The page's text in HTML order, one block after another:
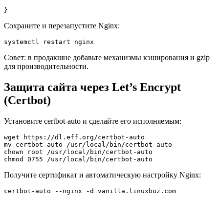
}
Сохраните и перезапустите Nginx:
systemctl restart nginx
Совет: в продакшне добавьте механизмы кэширования и gzip
для производительности.
Защита сайта через Let’s Encrypt
(Certbot)
Установите certbot-auto и сделайте его исполняемым:
wget https://dl.eff.org/certbot-auto
mv certbot-auto /usr/local/bin/certbot-auto
chown root /usr/local/bin/certbot-auto
chmod 0755 /usr/local/bin/certbot-auto
Получите сертификат и автоматическую настройку Nginx:
certbot-auto --nginx -d vanilla.linuxbuz.com